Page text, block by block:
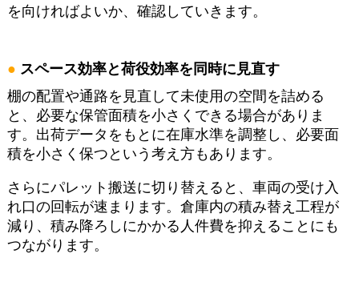
を向ければよいか、確認していきます。
スペース効率と荷役効率を同時に見直す
棚の配置や通路を見直して未使用の空間を詰める
と、必要な保管面積を小さくできる場合がありま
す。出荷データをもとに在庫水準を調整し、必要面
積を小さく保つという考え方もあります。
さらにパレット搬送に切り替えると、車両の受け入
れ口の回転が速まります。倉庫内の積み替え工程が
減り、積み降ろしにかかる人件費を抑えることにも
つながります。